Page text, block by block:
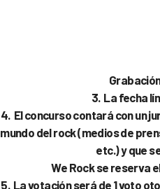
3. La fecha
4. El concurso contará con un
mundo del rock (medios de
etc.) y que
We Rock se reserva
5. La votación será de 1 voto